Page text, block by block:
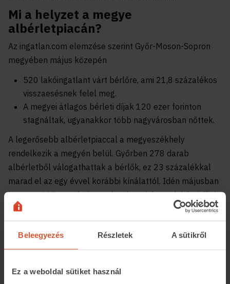
Beleegyezés Részletek A sütikről
Ez a weboldal sütiket használ
Mi a helyzet a megye
albérletpiacán?
Az ingatlan.com elemzése szerint Győr-Moson-Sopron
megyében május közepén
520 lakóingatlant várt bérlőre, ami 21,8 százalékos
visszaesésnek felel meg.
A megyei átlagos bérleti díjak 120 ezer forinton
stagnáltak, ugyanakkor több nagyvárosban nőttek.
A legerősebb albérletpiaccal a megyeszékhely
rendelkezik a megyén belül. Győrben 278 darab
albérletből válogathattak a bérlők, ez 23 százalékkal
marad el az egy évvel korábbi kínálattól. Idén májusban
havonta 125 ezer forintra rúgtak az átlagos bérleti díjak,
ez 14 százalékos drágulásnak felel meg éves
összevetésben. A megyeszékhelyen a lakáskiadással
4,34 százalékos hozamot lehet elérni. Sopronban 119
elérhető albérlet volt a piacon, ami 16 százalékos
volt, ez 4 százalékos emelkedést jelent.